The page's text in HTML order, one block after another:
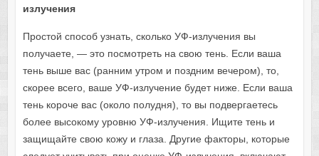
излучения
Простой способ узнать, сколько УФ-излучения вы
получаете, — это посмотреть на свою тень. Если ваша
тень выше вас (ранним утром и поздним вечером), то,
скорее всего, ваше УФ-излучение будет ниже. Если ваша
тень короче вас (около полудня), то вы подвергаетесь
более высокому уровню УФ-излучения. Ищите тень и
защищайте свою кожу и глаза. Другие факторы, которые